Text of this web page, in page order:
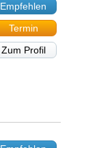
Empfehlen
Termin
Zum Profil